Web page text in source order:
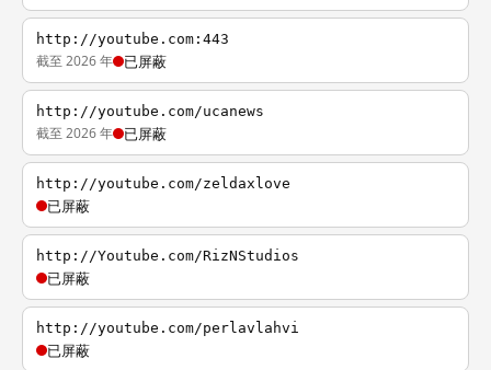
http://youtube.com:443
截至 2026 年 已屏蔽
http://youtube.com/ucanews
截至 2026 年 已屏蔽
http://youtube.com/zeldaxlove
已屏蔽
http://Youtube.com/RizNStudios
已屏蔽
http://youtube.com/perlavlahvi
已屏蔽